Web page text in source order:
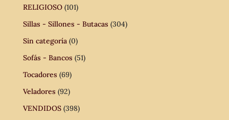
RELIGIOSO (101)
Sillas - Sillones - Butacas (304)
Sin categoría (0)
Sofás - Bancos (51)
Tocadores (69)
Veladores (92)
VENDIDOS (398)